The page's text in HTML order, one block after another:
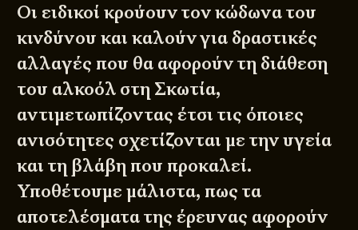
Οι ειδικοί κρούουν τον κώδωνα του
κινδύνου και καλούν για δραστικές
αλλαγές που θα αφορούν τη διάθεση
του αλκοόλ στη Σκωτία,
αντιμετωπίζοντας έτσι τις όποιες
ανισότητες σχετίζονται με την υγεία
και τη βλάβη που προκαλεί.
Υποθέτουμε μάλιστα, πως τα
αποτελέσματα της έρευνας αφορούν